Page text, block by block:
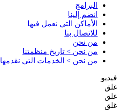
البرامج
انضم إلينا
الأماكن التي نعمل فيها
للاتصال بنا
من نحن
من نحن > تاريخ منظمتنا
من نحن > الخدمات التي نقدمها
فيديو
غلق
غلق
غلق